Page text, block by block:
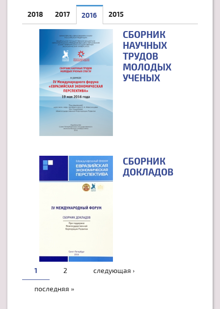
2018 2017 2016 (АКТИВНАЯ ВКЛАДКА)
2015
СБОРНИК
НАУЧНЫХ
ТРУДОВ
МОЛОДЫХ
УЧЕНЫХ
СБОРНИК
ДОКЛАДОВ
1 2 следующая ›
последняя »